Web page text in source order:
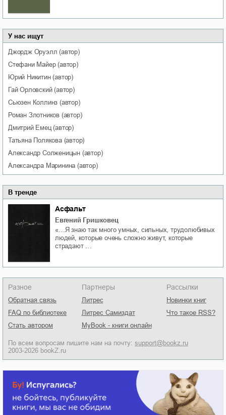
У нас ищут
Джордж Оруэлл (автор)
Стефани Майер(автор)
Юрий Никитин(автор)
Гай Орловский(автор)
Сьюзен Коллинз (автор)
Роман Злотников (автор)
Дмитрий Емец(автор)
Татьяна Полякова(автор)
Александр Солженицын (автор)
Александра Маринина (автор)
В тренде
Асфальт
Евгений Гришковец
«…Я знаю так много умных, сильных, трудолюбивых
людей, которые очень сложно живут, которые
страдают …
Разное
Обратная связь
FAQ по библиотеке
Стать автором
Партнеры
Литрес
Литрес Самиздат
MyBook - книги онлайн
Рассылки
Новинки книг
Что такое RSS?
По всем вопросам пишите нам на почту: support@bookz.ru
2003-2026 bookZ.ru